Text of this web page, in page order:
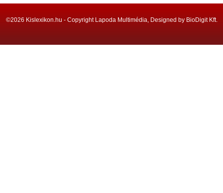
©2026 Kislexikon.hu - Copyright Lapoda Multimédia, Designed by BioDigit Kft.